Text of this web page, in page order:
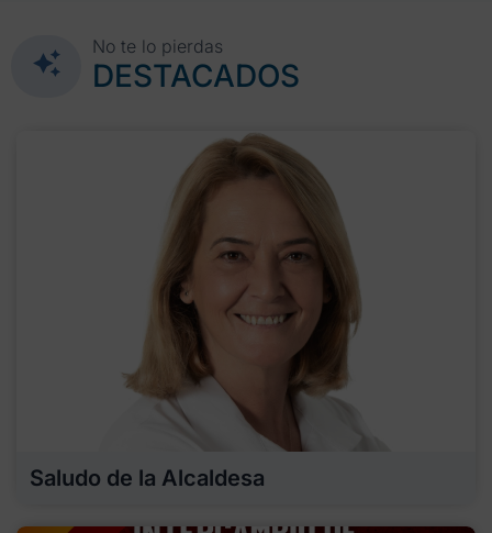
No te lo pierdas
DESTACADOS
Saludo de la Alcaldesa